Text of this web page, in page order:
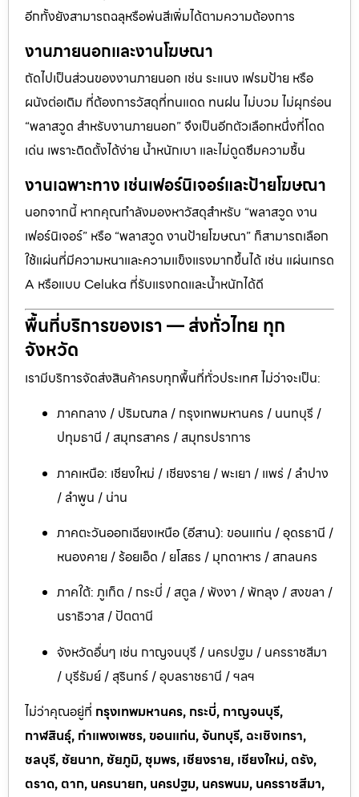
อีกทั้งยังสามารถฉลุหรือพ่นสีเพิ่มได้ตามความต้องการ
งานภายนอกและงานโฆษณา
ถัดไปเป็นส่วนของงานภายนอก เช่น ระแนง เฟรมป้าย หรือ
ผนังต่อเติม ที่ต้องการวัสดุที่ทนแดด ทนฝน ไม่บวม ไม่ผุกร่อน
“พลาสวูด สำหรับงานภายนอก” จึงเป็นอีกตัวเลือกหนึ่งที่โดด
เด่น เพราะติดตั้งได้ง่าย น้ำหนักเบา และไม่ดูดซึมความชื้น
งานเฉพาะทาง เช่นเฟอร์นิเจอร์และป้ายโฆษณา
นอกจากนี้ หากคุณกำลังมองหาวัสดุสำหรับ “พลาสวูด งาน
เฟอร์นิเจอร์” หรือ “พลาสวูด งานป้ายโฆษณา” ก็สามารถเลือก
ใช้แผ่นที่มีความหนาและความแข็งแรงมากขึ้นได้ เช่น แผ่นเกรด
A หรือแบบ Celuka ที่รับแรงกดและน้ำหนักได้ดี
พื้นที่บริการของเรา — ส่งทั่วไทย ทุก
จังหวัด
เรามีบริการจัดส่งสินค้าครบทุกพื้นที่ทั่วประเทศ ไม่ว่าจะเป็น:
ภาคกลาง / ปริมณฑล / กรุงเทพมหานคร / นนทบุรี /
ปทุมธานี / สมุทรสาคร / สมุทรปราการ
ภาคเหนือ: เชียงใหม่ / เชียงราย / พะเยา / แพร่ / ลำปาง
/ ลำพูน / น่าน
ภาคตะวันออกเฉียงเหนือ (อีสาน): ขอนแก่น / อุดรธานี /
หนองคาย / ร้อยเอ็ด / ยโสธร / มุกดาหาร / สกลนคร
ภาคใต้: ภูเก็ต / กระบี่ / สตูล / พังงา / พัทลุง / สงขลา /
นราธิวาส / ปัตตานี
จังหวัดอื่นๆ เช่น กาญจนบุรี / นครปฐม / นครราชสีมา
/ บุรีรัมย์ / สุรินทร์ / อุบลราชธานี / ฯลฯ
ไม่ว่าคุณอยู่ที่ กรุงเทพมหานคร, กระบี่, กาญจนบุรี,
กาฬสินธุ์, กำแพงเพชร, ขอนแก่น, จันทบุรี, ฉะเชิงเทรา,
ชลบุรี, ชัยนาท, ชัยภูมิ, ชุมพร, เชียงราย, เชียงใหม่, ตรัง,
ตราด, ตาก, นครนายก, นครปฐม, นครพนม, นครราชสีมา,